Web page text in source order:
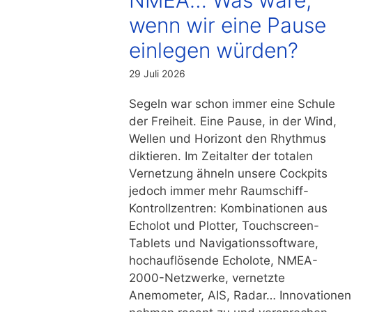
wenn wir eine Pause
einlegen würden?
29 Juli 2026
Segeln war schon immer eine Schule
der Freiheit. Eine Pause, in der Wind,
Wellen und Horizont den Rhythmus
diktieren. Im Zeitalter der totalen
Vernetzung ähneln unsere Cockpits
jedoch immer mehr Raumschiff-
Kontrollzentren: Kombinationen aus
Echolot und Plotter, Touchscreen-
Tablets und Navigationssoftware,
hochauflösende Echolote, NMEA-
2000-Netzwerke, vernetzte
Anemometer, AIS, Radar… Innovationen